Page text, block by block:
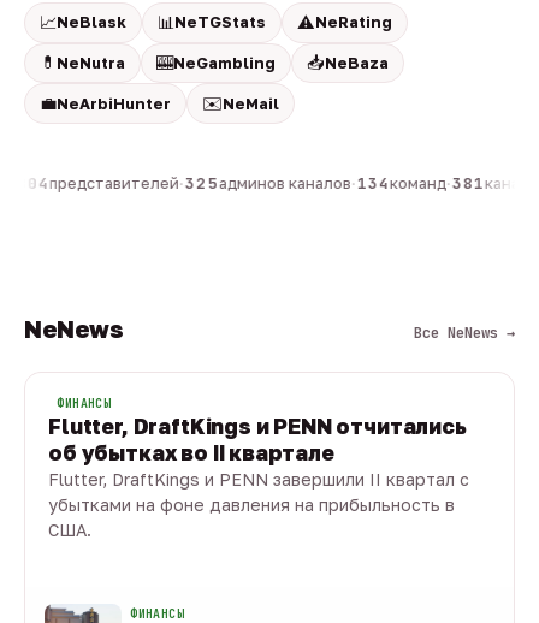
📈NeBlask 📊 NeTGStats ⚠️NeRating
💊 NeNutra 🎰NeGambling 📥NeBaza
💼NeArbiHunter ✉️NeMail
804представителей·325админов каналов·134команд·381
NeNews Все NeNews →
ФИНАНСЫ
Flutter, DraftKings и PENN отчитались
об убытках во II квартале
Flutter, DraftKings и PENN завершили II квартал с
убытками на фоне давления на прибыльность в
США.
ФИНАНСЫ